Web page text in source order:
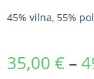
45% vilna, 55%
35,00 € –